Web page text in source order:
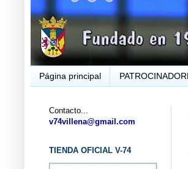
Página principal
... CLUB BALONCESTO V-74
Contacto...
v74villena@gmail.com
TIENDA OFICIAL V-74